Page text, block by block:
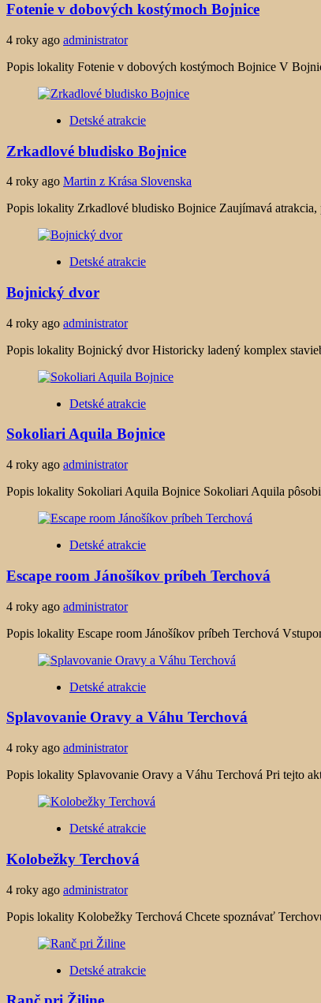
Fotenie v dobových kostýmoch Bojnice
4 roky ago administrator
Popis lokality Fotenie v dobových kostýmoch Bojnice V
Detské atrakcie
Zrkadlové bludisko Bojnice
4 roky ago Martin z Krása Slovenska
Popis lokality Zrkadlové bludisko Bojnice Zaujímavá atrakcia,
Detské atrakcie
Bojnický dvor
4 roky ago administrator
Popis lokality Bojnický dvor Historicky ladený komplex
Detské atrakcie
Sokoliari Aquila Bojnice
4 roky ago administrator
Popis lokality Sokoliari Aquila Bojnice Sokoliari Aquila
Detské atrakcie
Escape room Jánošíkov príbeh Terchová
4 roky ago administrator
Popis lokality Escape room Jánošíkov príbeh Terchová
Detské atrakcie
Splavovanie Oravy a Váhu Terchová
4 roky ago administrator
Popis lokality Splavovanie Oravy a Váhu Terchová Pri tejto
Detské atrakcie
Kolobežky Terchová
4 roky ago administrator
Popis lokality Kolobežky Terchová Chcete spoznávať
Detské atrakcie